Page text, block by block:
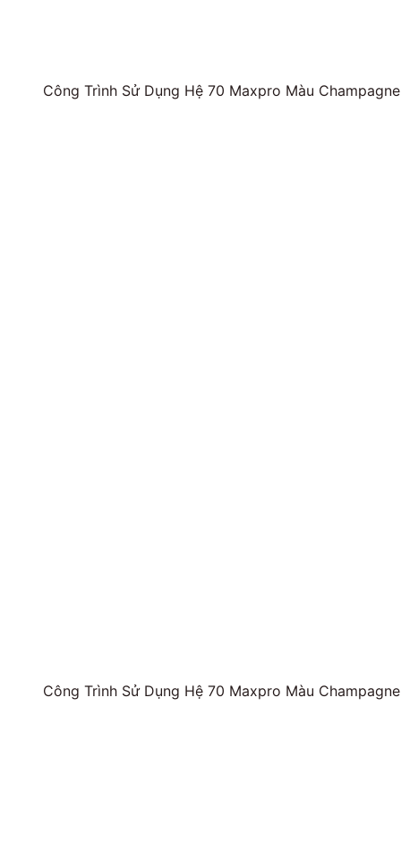
Công Trình Sử Dụng Hệ 70 Maxpro Màu
Công Trình Sử Dụng Hệ 70 Maxpro Màu